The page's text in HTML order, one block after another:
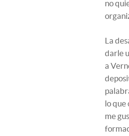
no
La
darle
a
lo que
me